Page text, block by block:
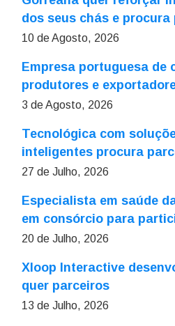
dos seus chás e procura
10 de Agosto, 2026
Empresa portuguesa de
produtores e
3 de Agosto, 2026
Tecnológica com
inteligentes procura
27 de Julho, 2026
Especialista em saúde
em consórcio para
20 de Julho, 2026
Xloop Interactive
quer parceiros
13 de Julho, 2026